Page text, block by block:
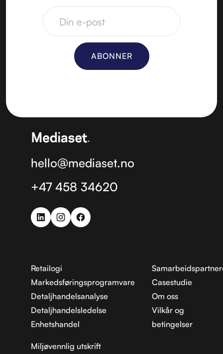
hello@mediaset.no
+47 458 34620
Retailogi
Markedsføringsprogramvare
Detaljhandelsanalyse
Detaljhandelsledelse
Enhetshandel
Miljøvennlig utskrift
Casestudie
Om oss
Vilkår og
betingelser